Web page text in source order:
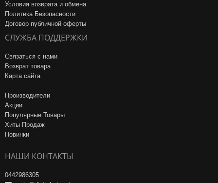
Условия возврата и обмена
Политика Безопасности
Договор публичной оферты
СЛУЖБА ПОДДЕРЖКИ
Связаться с нами
Возврат товара
Карта сайта
Производители
Акции
Популярные Товары
Хиты Продаж
Новинки
НАШИ КОНТАКТЫ
0442986305